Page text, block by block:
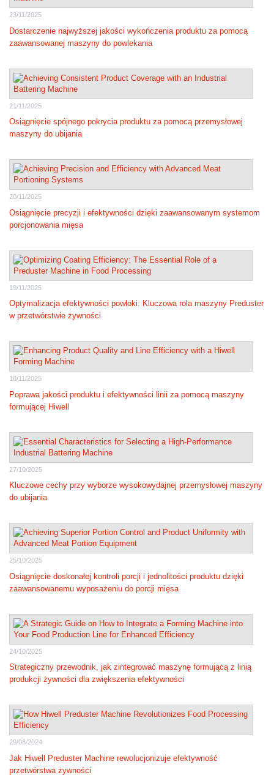
23/11/2025
Dostarczenie najwyższej jakości wykończenia produktu za pomocą
zaawansowanej maszyny do powlekania
21/11/2025
Osiągnięcie spójnego pokrycia produktu za pomocą przemysłowej
maszyny do ubijania
20/11/2025
Osiągnięcie precyzji i efektywności dzięki zaawansowanym systemom
porcjonowania mięsa
19/11/2025
Optymalizacja efektywności powłoki: Kluczowa rola maszyny Preduster
w przetwórstwie żywności
18/11/2025
Poprawa jakości produktu i efektywności linii za pomocą maszyny
formującej Hiwell
27/10/2025
Kluczowe cechy przy wyborze wysokowydajnej przemysłowej maszyny
do ubijania
25/10/2025
Osiągnięcie doskonałej kontroli porcji i jednolitości produktu dzięki
zaawansowanemu wyposażeniu do porcji mięsa
24/10/2025
Strategiczny przewodnik, jak zintegrować maszynę formującą z linią
produkcji żywności dla zwiększenia efektywności
29/08/2024
Jak Hiwell Preduster Machine rewolucjonizuje efektywność
przetwórstwa żywności